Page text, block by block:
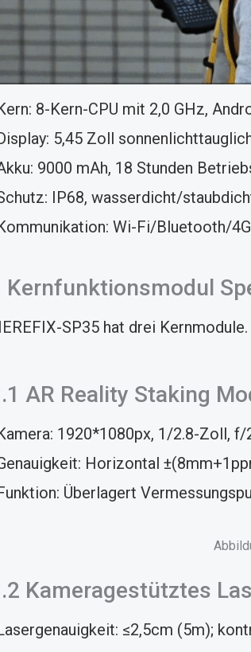
8-Kern-CPU mit 2,0 GHz,
5,45 Zoll
9000 mAh, 18 Stunden
IP68, wasserdicht/
Wi-Fi/Bluetooth/
Kernfunktionsmodul
SP35 hat drei
AR Reality Staking
1920*1080px, 1/2.8-Zoll, f/
Horizontal
Überlagert
Kameragestütztes
≤2,5cm (5m);